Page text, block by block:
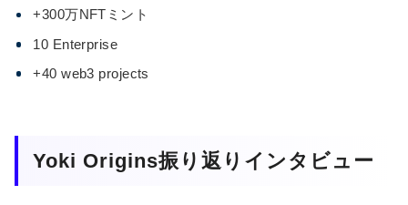
+300万NFTミント
10 Enterprise
+40 web3 projects
Yoki Origins振り返りインタビュー